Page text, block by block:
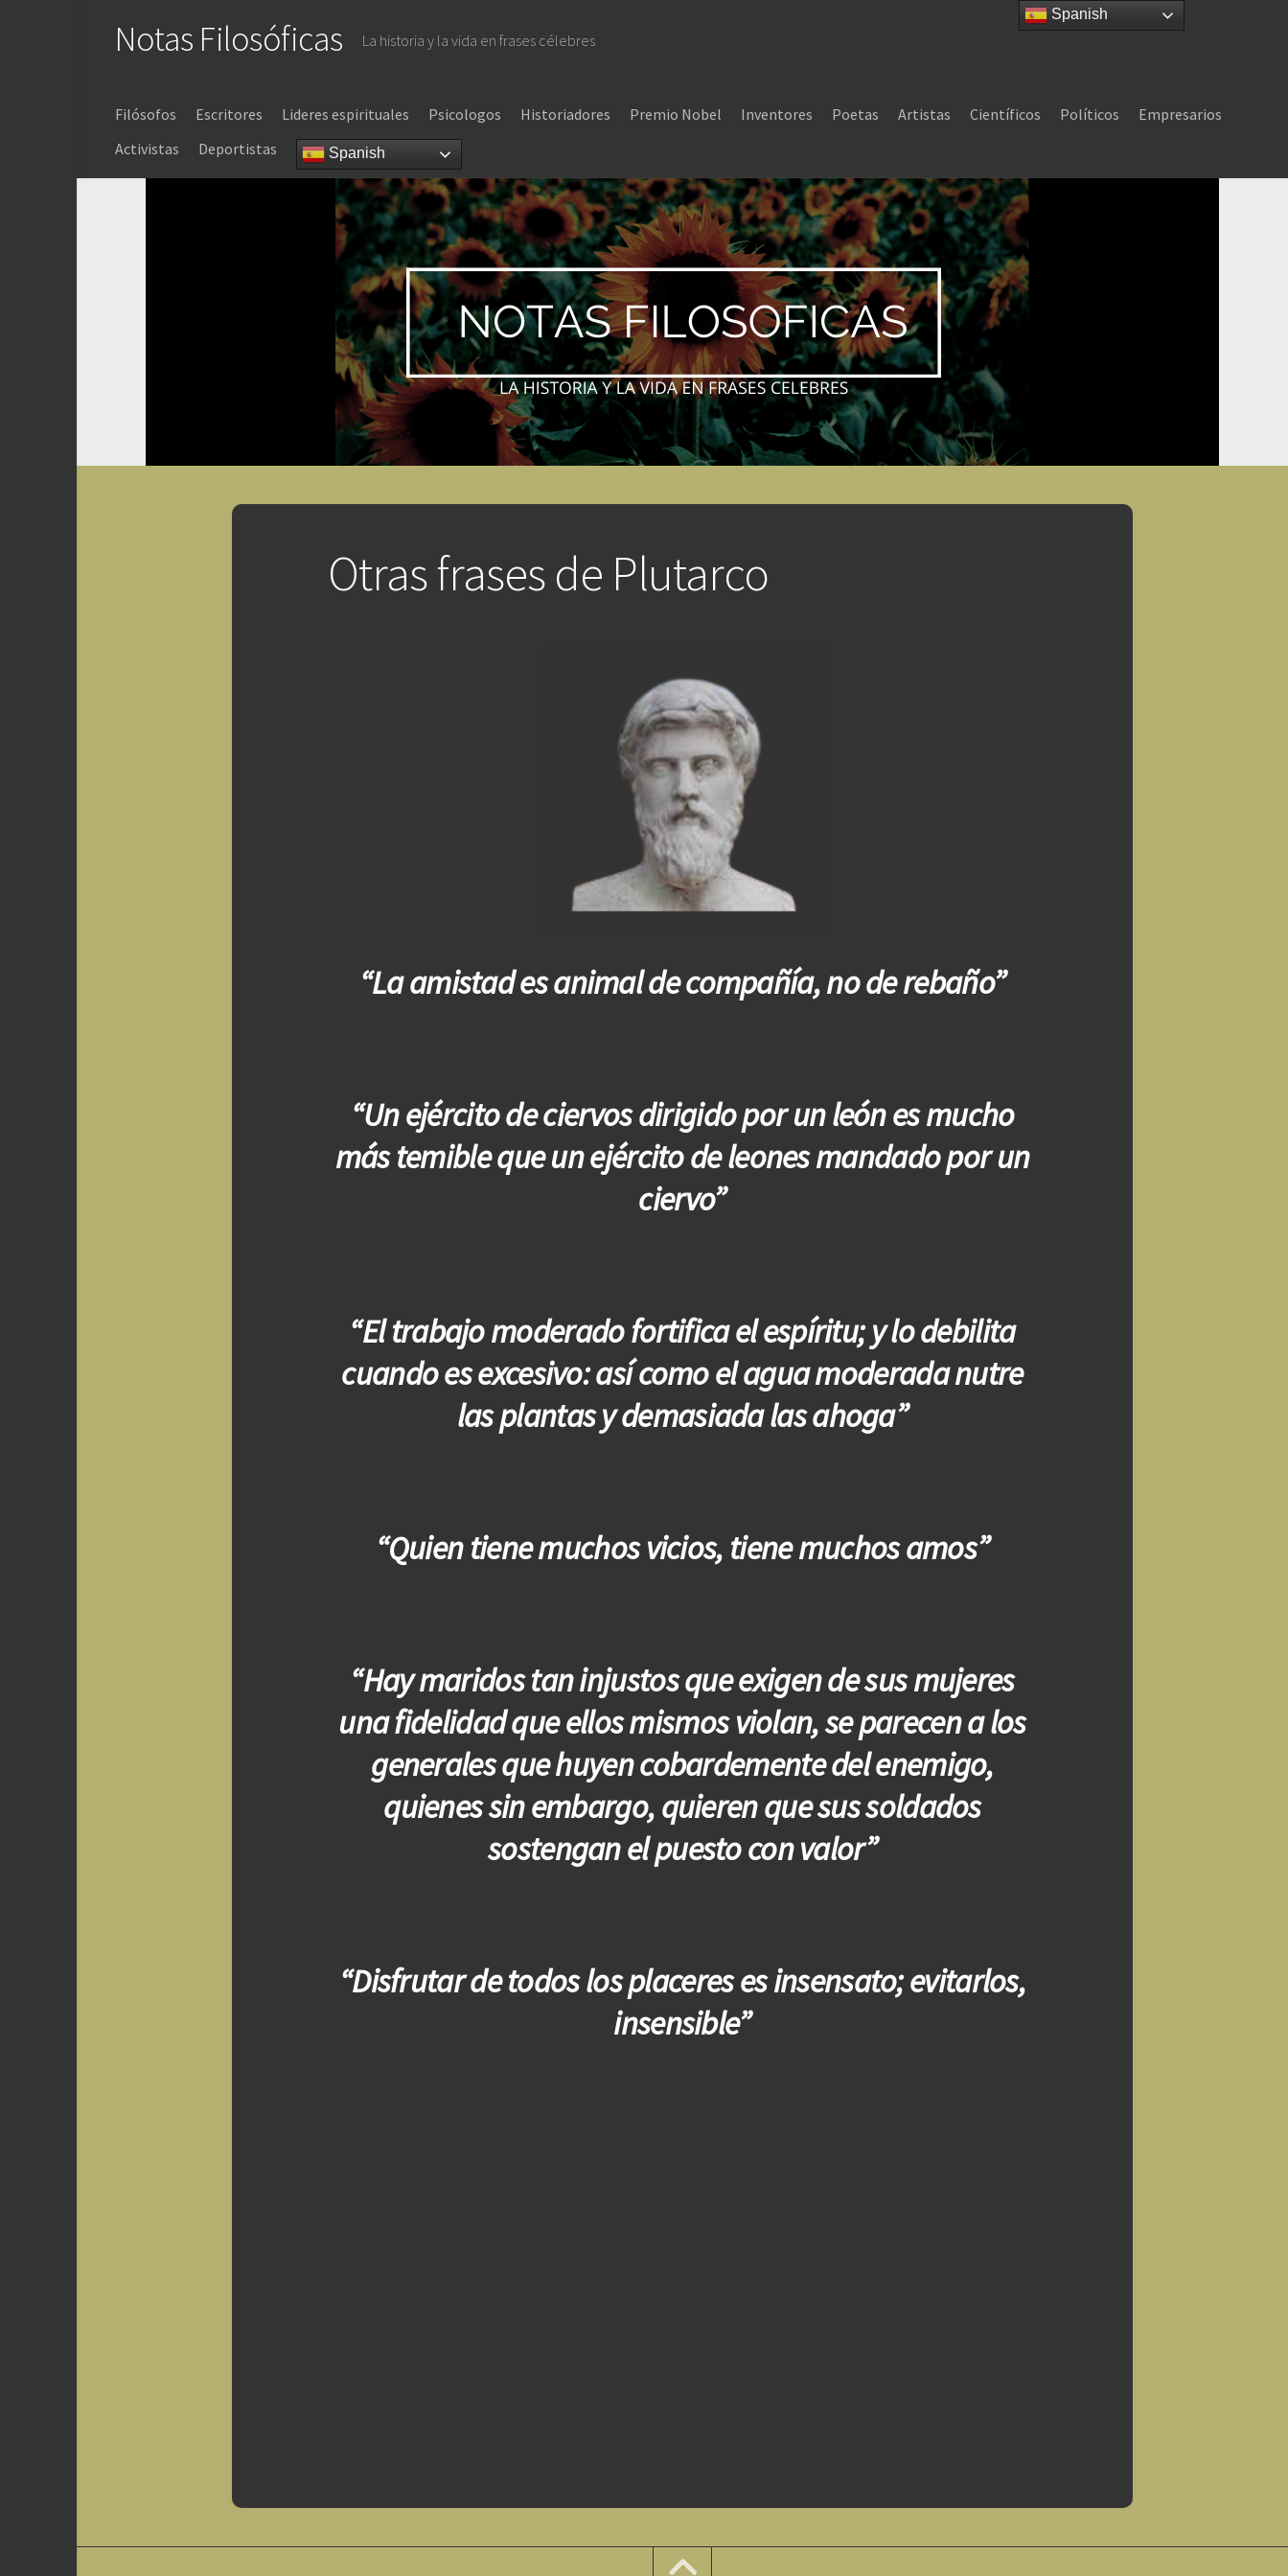
Notas Filosóficas La historia y la vida en frases célebres
Filósofos Escritores Lideres espirituales Psicologos Historiadores Premio Nobel Inventores Poetas Artistas Científicos Políticos
Empresarios
Activistas
Deportistas Spanish
Otras frases de Plutarco
“La amistad es animal de compañía, no de rebaño”
“Un ejército de ciervos dirigido por un león es mucho
más temible que un ejército de leones mandado por un
ciervo”
“El trabajo moderado fortifica el espíritu; y lo debilita
cuando es excesivo: así como el agua moderada nutre
las plantas y demasiada las ahoga”
“Quien tiene muchos vicios, tiene muchos amos”
“Hay maridos tan injustos que exigen de sus mujeres
una fidelidad que ellos mismos violan, se parecen a los
generales que huyen cobardemente del enemigo,
quienes sin embargo, quieren que sus soldados
sostengan el puesto con valor”
“Disfrutar de todos los placeres es insensato; evitarlos,
insensible”
Spanish